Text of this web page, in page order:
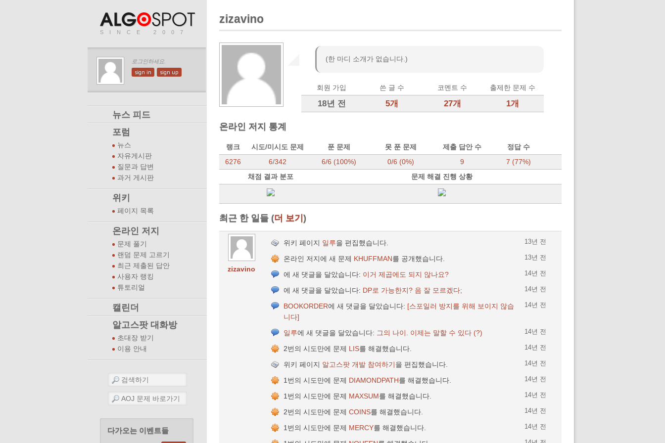
SINCE 2007
로그인하세요.
sign in sign up
뉴스 피드
포럼
뉴스
자유게시판
질문과 답변
과거 게시판
위키
페이지 목록
온라인 저지
문제 풀기
랜덤 문제 고르기
최근 제출된 답안
사용자 랭킹
튜토리얼
캘린더
알고스팟 대화방
초대장 받기
이용 안내
다가오는 이벤트들
zizavino
(한 마디 소개가 없습니다.)
회원 가입 쓴 글 수 코멘트 수 출제한 문제 수
18년 전 5개 27개 1개
온라인 저지 통계
랭크 시도/미시도 문제 푼 문제 못 푼 문제 제출 답안 수
정답 수
6276
6/342 6/6 (100%) 0/6 (0%) 9
7 (77%)
채점 결과 분포
문제 해결 진행 상황
최근 한 일들 (더 보기)
zizavino
13년 전
위키 페이지 일루을 편집했습니다.
13년 전
온라인 저지에 새 문제 KHUFFMAN를 공개했습니다.
14년 전
에 새 댓글을 달았습니다: 이거 제곱에도 되지 않나요?
14년 전
에 새 댓글을 달았습니다: DP로 가능한지? 음 잘 모르겠다;
14년 전
BOOKORDER에 새 댓글을 달았습니다: [스포일러 방지를 위해 보이지 않습
니다]
14년 전
일루에 새 댓글을 달았습니다: 그의 나이. 이제는 말할 수 있다 (?)
14년 전
2번의 시도만에 문제 LIS를 해결했습니다.
14년 전
위키 페이지 알고스팟 개발 참여하기을 편집했습니다.
14년 전
1번의 시도만에 문제 DIAMONDPATH를 해결했습니다.
14년 전
1번의 시도만에 문제 MAXSUM를 해결했습니다.
14년 전
2번의 시도만에 문제 COINS를 해결했습니다.
14년 전
1번의 시도만에 문제 MERCY를 해결했습니다.